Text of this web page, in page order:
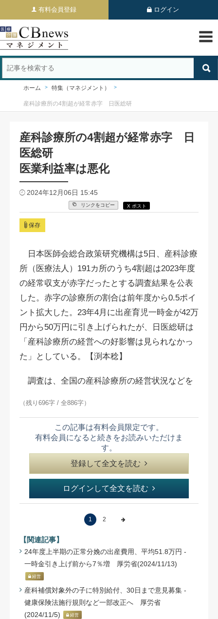
有料会員登録 ログイン
ホーム 特集（マネジメント）
産科診療所の4割超が経常赤字 日医総研
産科診療所の4割超が経常赤字 日
医総研
医業利益率は悪化
2024年12月06日 15:45
リンクをコピー X ポスト
保存
日本医師会総合政策研究機構は5日、産科診療
所（医療法人）191カ所のうち4割超は2023年度
の経常収支が赤字だったとする調査結果を公表
した。赤字の診療所の割合は前年度から0.5ポイ
ント拡大した。23年4月に出産育児一時金が42万
円から50万円に引き上げられたが、日医総研は
「産科診療所の経営への好影響は見られなかっ
た」としている。【渕本稔】
調査は、全国の産科診療所の経営状況などを
（残り696字 / 全886字）
この記事は有料会員限定です。
有料会員になると続きをお読みいただけま
す。
登録して全文を読む
ログインして全文を読む
1 2
【関連記事】
24年度上半期の正常分娩の出産費用、平均51.8万円 -
一時金引き上げ前から7％増 厚労省(2024/11/13)
経営
産科補償対象外の子に特別給付、30日まで意見募集 -
健康保険法施行規則など一部改正へ 厚労省
(2024/11/5)
経営